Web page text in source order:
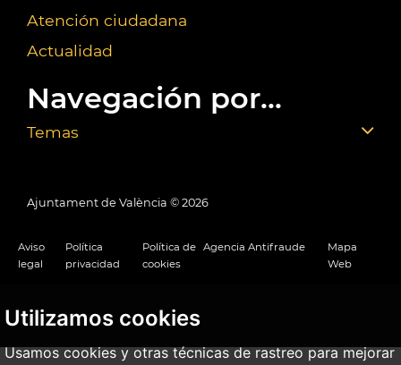
Utilizamos cookies
Usamos cookies y otras técnicas de rastreo para mejorar
Atención ciudadana
Actualidad
Navegación por...
Temas
Ajuntament de València © 2026
Aviso
legal
Política
privacidad
Política de
cookies
Agencia Antifraude
Mapa
Web